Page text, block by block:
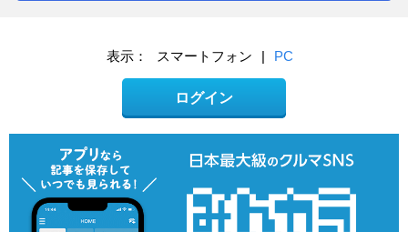
表示： スマートフォン | PC
ログイン